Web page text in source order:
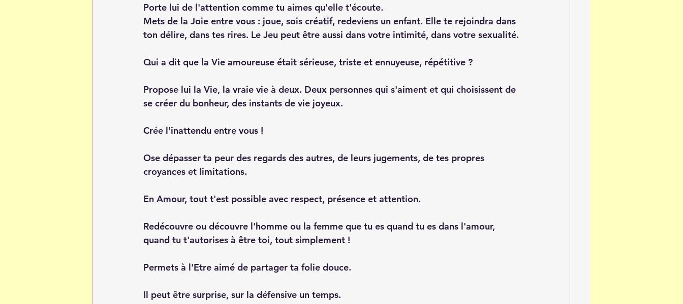
Porte lui de l'attention comme tu aimes qu'elle t'écoute.
Mets de la Joie entre vous : joue, sois créatif, redeviens un enfant. Elle te rejoindra dans
ton délire, dans tes rires. Le Jeu peut être aussi dans votre intimité, dans votre sexualité.
Qui a dit que la Vie amoureuse était sérieuse, triste et ennuyeuse, répétitive ?
Propose lui la Vie, la vraie vie à deux. Deux personnes qui s'aiment et qui choisissent de
se créer du bonheur, des instants de vie joyeux.
Crée l'inattendu entre vous !
Ose dépasser ta peur des regards des autres, de leurs jugements, de tes propres
croyances et limitations.
En Amour, tout t'est possible avec respect, présence et attention.
Redécouvre ou découvre l'homme ou la femme que tu es quand tu es dans l'amour,
quand tu t'autorises à être toi, tout simplement !
Permets à l'Etre aimé de partager ta folie douce.
Il peut être surprise, sur la défensive un temps.